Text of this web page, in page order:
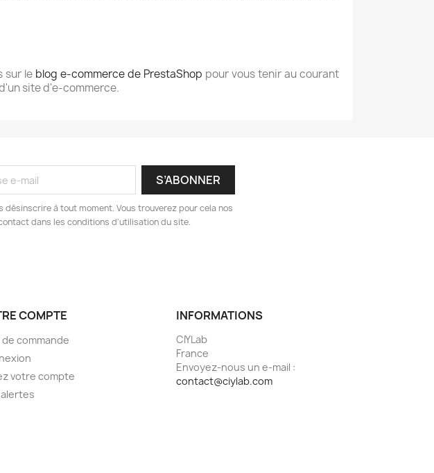
sur le blog e-commerce de PrestaShop pour vous tenir au courant
site d'e-commerce.
désinscrire à tout moment. Vous trouverez pour cela nos
dans les conditions d'utilisation du site.
COMPTE
de commande
votre compte
INFORMATIONS
CIYLab
France
Envoyez-nous un e-mail :
contact@ciylab.com